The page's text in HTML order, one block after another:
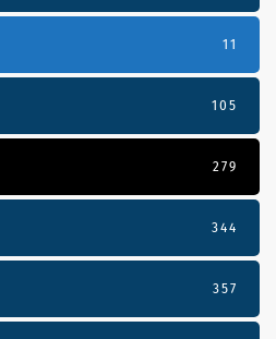
11
105
279
344
357